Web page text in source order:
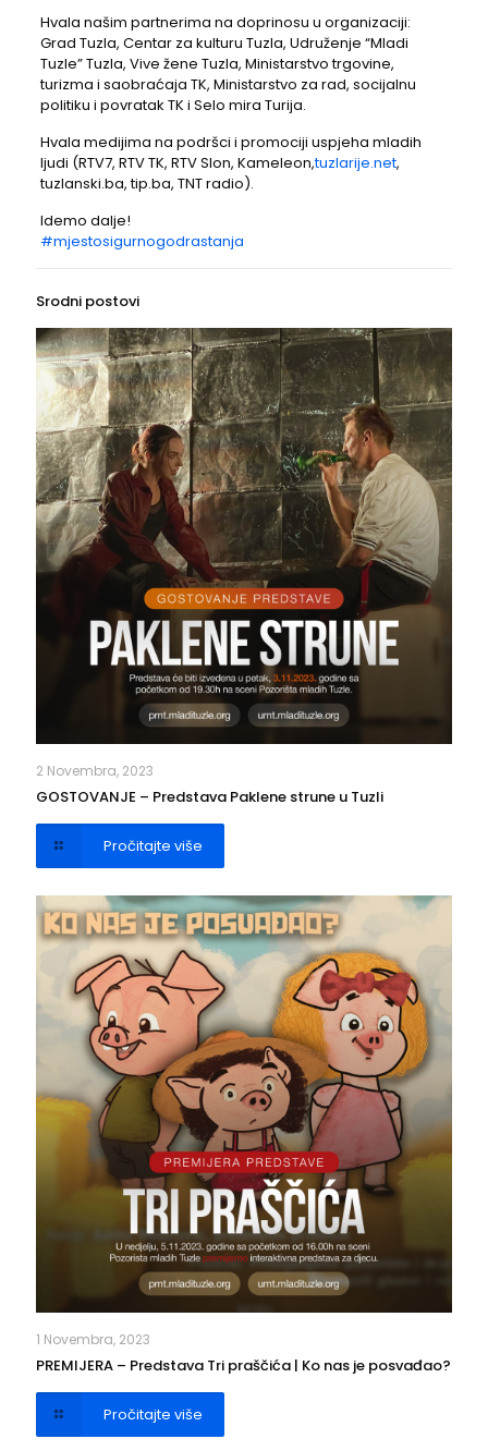
Hvala našim partnerima na doprinosu u organizaciji:
Grad Tuzla, Centar za kulturu Tuzla, Udruženje “Mladi
Tuzle” Tuzla, Vive žene Tuzla, Ministarstvo trgovine,
turizma i saobraćaja TK, Ministarstvo za rad, socijalnu
politiku i povratak TK i Selo mira Turija.
Hvala medijima na podršci i promociji uspjeha mladih
ljudi (RTV7, RTV TK, RTV Slon, Kameleon,tuzlarije.net,
tuzlanski.ba, tip.ba, TNT radio).
Idemo dalje!
#mjestosigurnogodrastanja
Srodni postovi
2 Novembra, 2023
GOSTOVANJE – Predstava Paklene strune u Tuzli
Pročitajte više
1 Novembra, 2023
PREMIJERA – Predstava Tri praščića | Ko nas je posvađao?
Pročitajte više